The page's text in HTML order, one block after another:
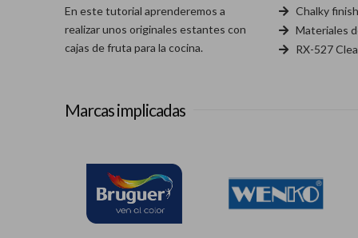
En este tutorial aprenderemos a
realizar unos originales estantes con
cajas de fruta para la cocina.
Chalky
Materiales
RX-527
Marcas implicadas